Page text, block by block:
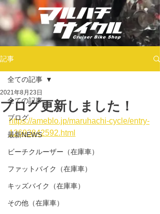
記事
全ての記事
ブログ
最新NEWS
ビーチクルーザー（在庫車）
ファットバイク（在庫車）
キッズバイク（在庫車）
その他（在庫車）
全ての記事
ブログ更新しました！
2021年8月23日
https://ameblo.jp/maruhachi-cycle/entry-
12693842592.html